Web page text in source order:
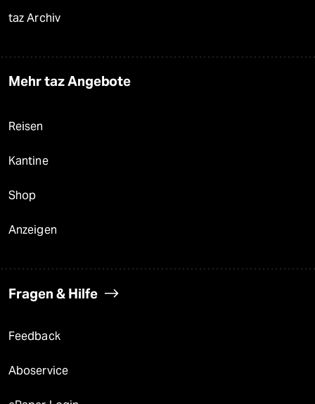
taz Archiv
Mehr taz Angebote
Reisen
Kantine
Shop
Anzeigen
Fragen & Hilfe
Feedback
Aboservice